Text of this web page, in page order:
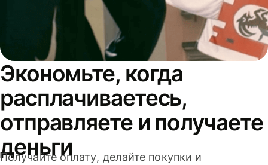
Экономьте, когда
расплачиваетесь,
отправляете и получаете
деньги
Получайте оплату, делайте покупки и